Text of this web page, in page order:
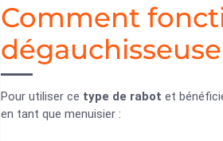
Comment
Pour utiliser ce type de rabot et
en tant que menuisier :